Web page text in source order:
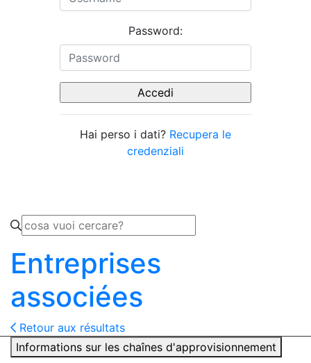
Password:
Hai perso i dati? Recupera le
credenziali
Entreprises
associées
Retour aux résultats
Informations sur les chaînes d'approvisionnement